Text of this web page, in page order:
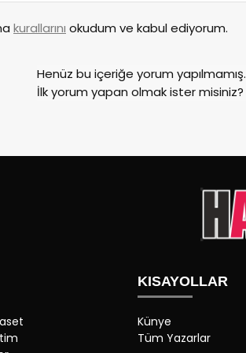
kurallarını okudum ve kabul ediyorum.
Henüz bu içeriğe yorum yapılmamış.
İlk yorum yapan olmak ister misiniz?
KISAYOLLAR
Künye
Tüm Yazarlar